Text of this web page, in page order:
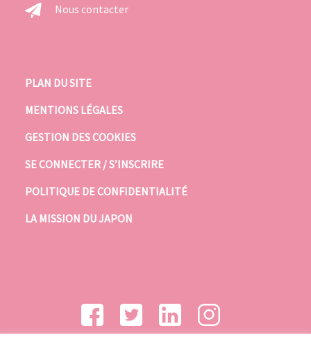
Nous contacter
PLAN DU SITE
MENTIONS LÉGALES
GESTION DES COOKIES
SE CONNECTER / S’INSCRIRE
POLITIQUE DE CONFIDENTIALITÉ
LA MISSION DU JAPON